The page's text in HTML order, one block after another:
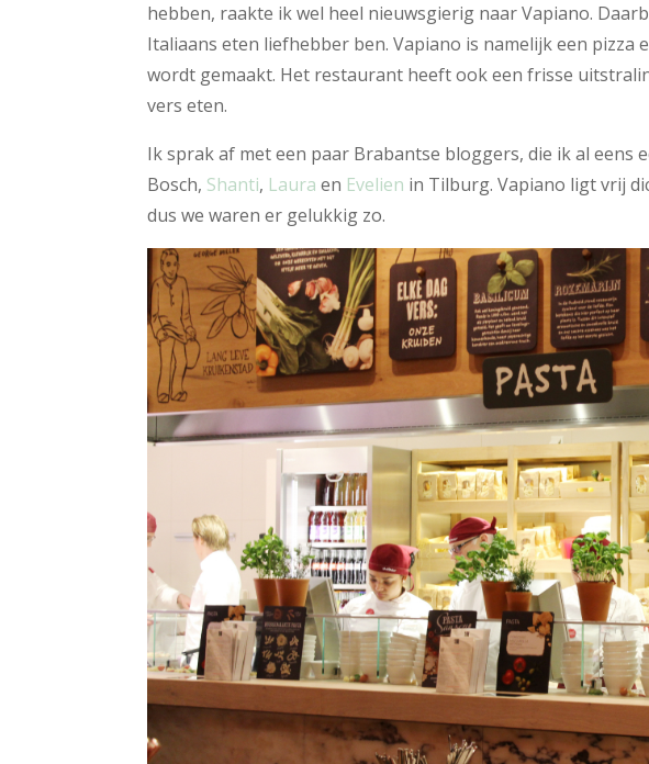
hebben, raakte ik wel heel nieuwsgierig naar Vapiano.
Italiaans eten liefhebber ben. Vapiano is namelijk een pizza
wordt gemaakt. Het restaurant heeft ook een frisse
vers eten.
Ik sprak af met een paar Brabantse bloggers, die ik al eens
Bosch, Shanti, Laura en Evelien in Tilburg. Vapiano ligt vrij
dus we waren er gelukkig zo.